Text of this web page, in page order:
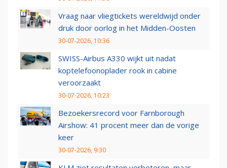
Vraag naar vliegtickets wereldwijd onder
druk door oorlog in het Midden-Oosten
30-07-2026, 10:36
SWISS-Airbus A330 wijkt uit nadat
koptelefoonoplader rook in cabine
veroorzaakt
30-07-2026, 10:23
Bezoekersrecord voor Farnborough
Airshow: 41 procent meer dan de vorige
keer
30-07-2026, 9:30